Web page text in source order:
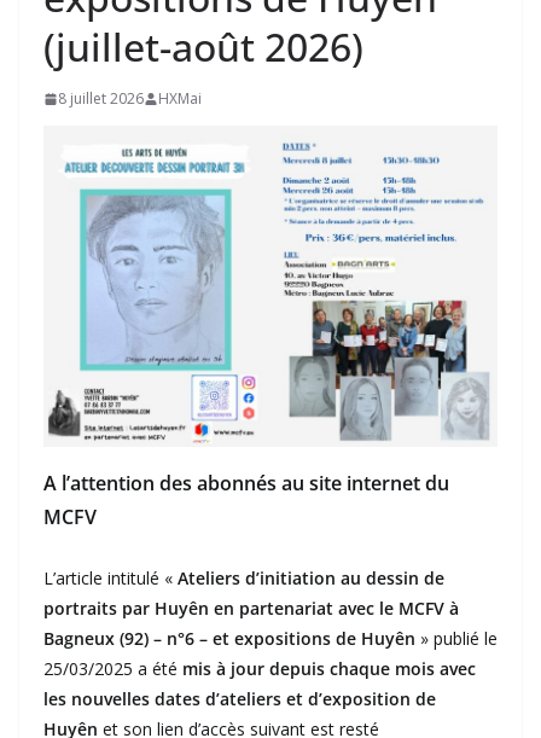
(juillet-août 2026)
8 juillet 2026 HXMai
A l’attention des abonnés au site internet du
MCFV
L’article intitulé « Ateliers d’initiation au dessin de
portraits par Huyên en partenariat avec le MCFV à
Bagneux (92) – n°6 – et expositions de Huyên » publié le
25/03/2025 a été mis à jour depuis chaque mois avec
les nouvelles dates d’ateliers et d’exposition de
Huyên et son lien d’accès suivant est resté